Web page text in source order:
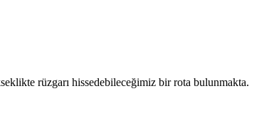
rüzgarı hissedebileceğimiz bir rota bulunmakta.